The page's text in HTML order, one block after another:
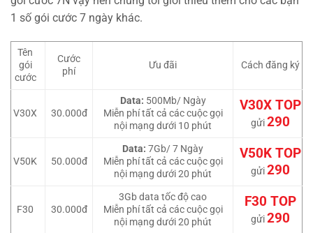
1 số gói cước 7 ngày khác.
Tên
gói
cước
Cước
phí
Ưu đãi Cách đăng ký
V30X 30.000đ
Data: 500Mb/ Ngày
Miễn phí tất cả các cuộc gọi
nội mạng dưới 10 phút
V30X TOP
gửi290
V50K 50.000đ
Data: 7Gb/ 7 Ngày
Miễn phí tất cả các cuộc gọi
nội mạng dưới 20 phút
V50K TOP
gửi290
F30 30.000đ
3Gb data tốc độ cao
Miễn phí tất cả các cuộc gọi
nội mạng dưới 20 phút
F30 TOP
gửi290